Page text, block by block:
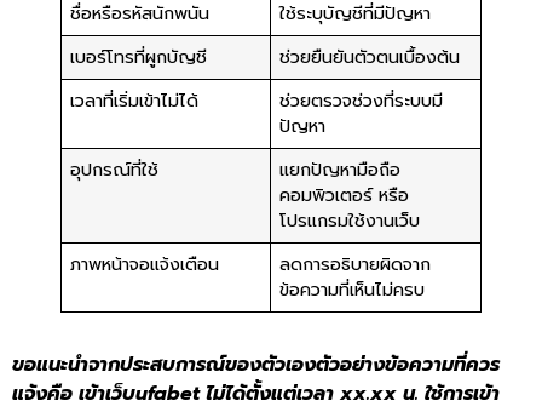
ชื่อหรือรหัสนักพนัน
ใช้ระบุบัญชีที่มีปัญหา
เบอร์โทรที่ผูกบัญชี
ช่วยยืนยันตัวตนเบื้องต้น
เวลาที่เริ่มเข้าไม่ได้
ช่วยตรวจช่วงที่ระบบมี
ปัญหา
อุปกรณ์ที่ใช้
แยกปัญหามือถือ
คอมพิวเตอร์ หรือ
โปรแกรมใช้งานเว็บ
ภาพหน้าจอแจ้งเตือน
ลดการอธิบายผิดจาก
ข้อความที่เห็นไม่ครบ
ขอแนะนำจากประสบการณ์ของตัวเองตัวอย่างข้อความที่ควร
แจ้งคือ เข้าเว็บufabet ไม่ได้ตั้งแต่เวลา xx.xx น. ใช้การเข้า